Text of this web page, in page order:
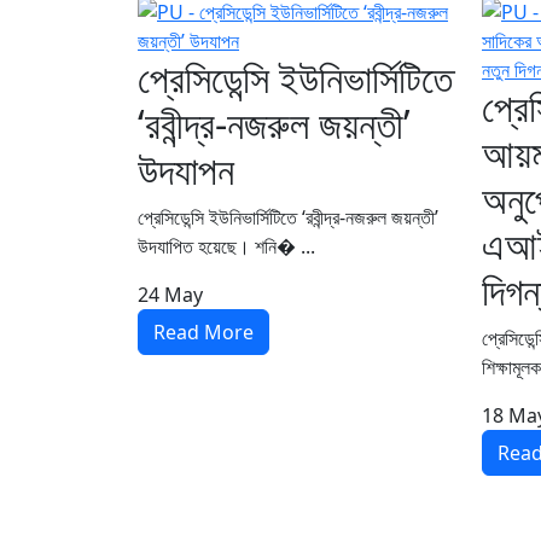
প্রেসিডেন্সি ইউনিভার্সিটিতে
‘রবীন্দ্র-নজরুল জয়ন্তী’
উদযাপন
প্রেসিডেন্সি ইউনিভার্সিটিতে ‘রবীন্দ্র-নজরুল জয়ন্তী’
উদযাপিত হয়েছে। শনি� ...
24 May
Read More
18